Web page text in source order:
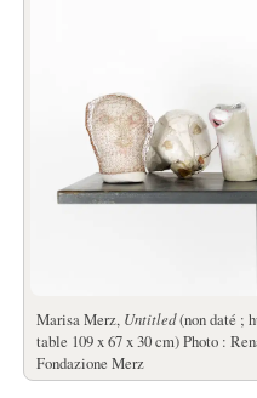
Marisa Merz, Untitled(non daté ;
table 109 x 67 x 30 cm) Photo :
Fondazione Merz